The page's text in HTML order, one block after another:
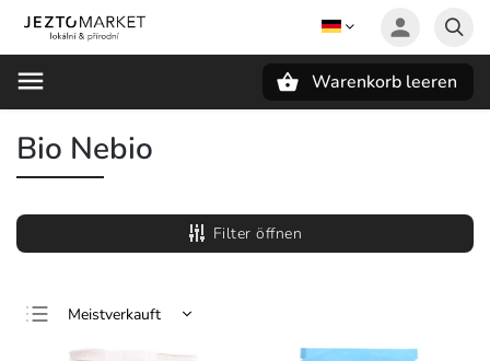
Warenkorb leeren
Bio Nebio
Filter öffnen
Meistverkauft
Günstigste